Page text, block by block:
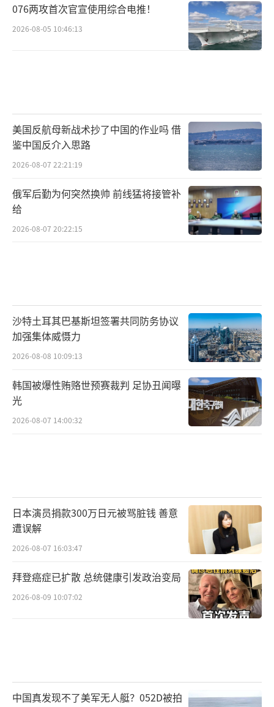
076两攻首次官宣使用综合电推！
2026-08-05 10:46:13
美国反航母新战术抄了中国的作业吗 借
鉴中国反介入思路
2026-08-07 22:21:19
俄军后勤为何突然换帅 前线猛将接管补
给
2026-08-07 20:22:15
沙特土耳其巴基斯坦签署共同防务协议
加强集体威慑力
2026-08-08 10:09:13
韩国被爆性贿赂世预赛裁判 足协丑闻曝
光
2026-08-07 14:00:32
日本演员捐款300万日元被骂脏钱 善意
遭误解
2026-08-07 16:03:47
拜登癌症已扩散 总统健康引发政治变局
2026-08-09 10:07:02
中国真发现不了美军无人艇？052D被拍